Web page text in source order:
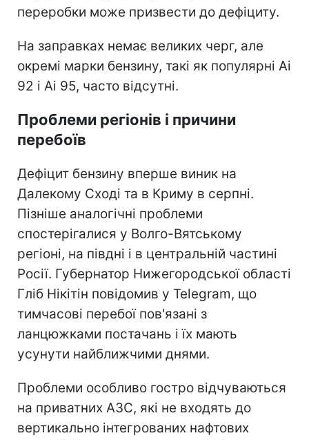
переробки може призвести до дефіциту.
На заправках немає великих черг, але
окремі марки бензину, такі як популярні Ai
92 і Ai 95, часто відсутні.
Проблеми регіонів і причини
перебоїв
Дефіцит бензину вперше виник на
Далекому Сході та в Криму в серпні.
Пізніше аналогічні проблеми
спостерігалися у Волго-Вятському
регіоні, на півдні і в центральній частині
Росії. Губернатор Нижегородської області
Гліб Нікітін повідомив у Telegram, що
тимчасові перебої пов'язані з
ланцюжками постачань і їх мають
усунути найближчими днями.
Проблеми особливо гостро відчуваються
на приватних АЗС, які не входять до
вертикально інтегрованих нафтових